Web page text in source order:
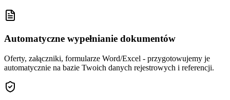
Automatyczne wypełnianie dokumentów
Oferty, załączniki, formularze Word/Excel - przygotowujemy je
automatycznie na bazie Twoich danych rejestrowych i referencji.